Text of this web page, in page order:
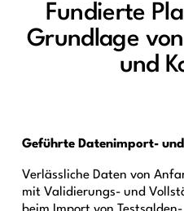
Fundierte
Grundlage
und
Geführte Datenimport-
Verlässliche Daten von
mit Validierungs- und